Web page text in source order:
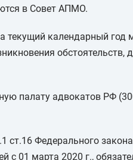
в Совет АПМО.
календарный год
обстоятельств,
палату адвокатов РФ
ст.16 Федерального
с 01 марта 2020 г.,